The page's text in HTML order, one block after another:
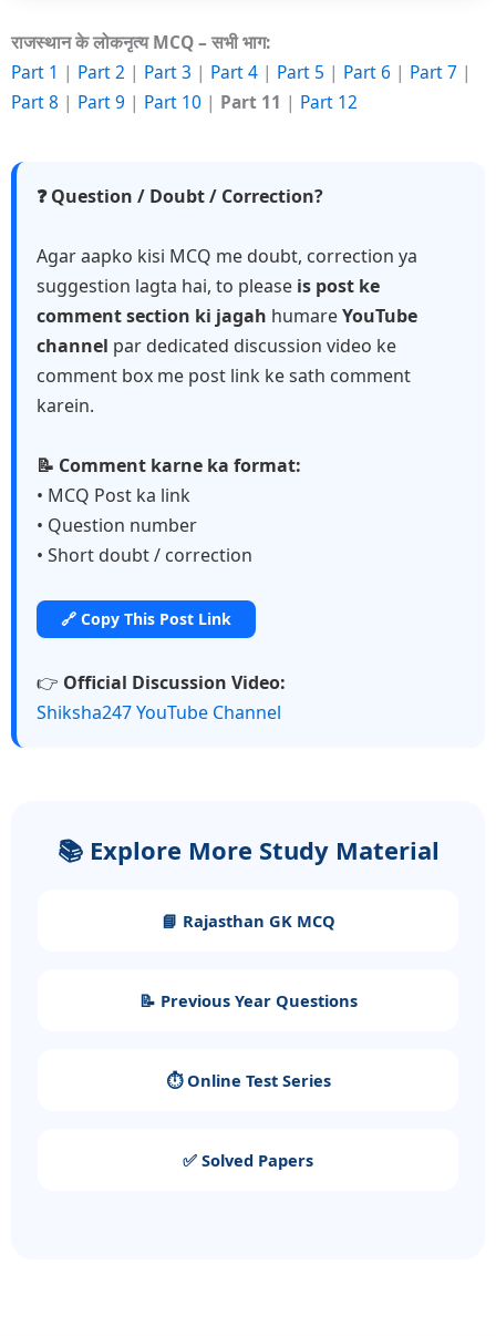
राजस्थान के लोकनृत्य MCQ – सभी भाग:
Part 1 | Part 2 | Part 3 | Part 4 | Part 5 | Part 6 | Part 7 |
Part 8 | Part 9 | Part 10 | Part 11 | Part 12
❓ Question / Doubt / Correction?
Agar aapko kisi MCQ me doubt, correction ya
suggestion lagta hai, to please is post ke
comment section ki jagah humareYouTube
channel par dedicated discussion video ke
comment box me post link ke sath comment
karein.
📝 Comment karne ka format:
• MCQ Post ka link
• Question number
• Short doubt / correction
🔗 Copy This Post Link
👉 Official Discussion Video:
Shiksha247 YouTube Channel
📚 Explore More Study Material
📘 Rajasthan GK MCQ
📝 Previous Year Questions
⏱️ Online Test Series
✅ Solved Papers